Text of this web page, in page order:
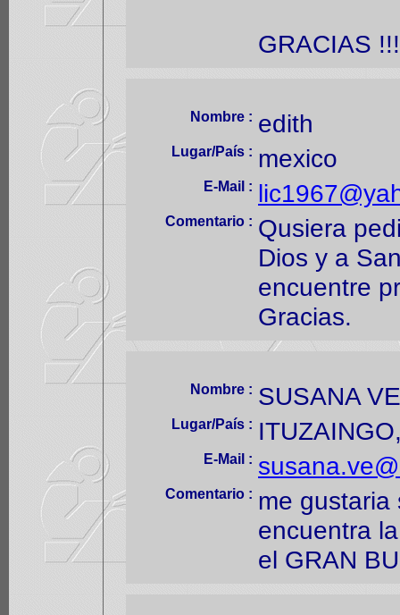
GRACIAS
Nombre : edith
Lugar/País : mexico
E-Mail :
Comentario : Qusiera
Dios y a
encuentre
Gracias.
Nombre : SUSANA
Lugar/País :
E-Mail :
Comentario : me gustaria
encuentra
el GRAN